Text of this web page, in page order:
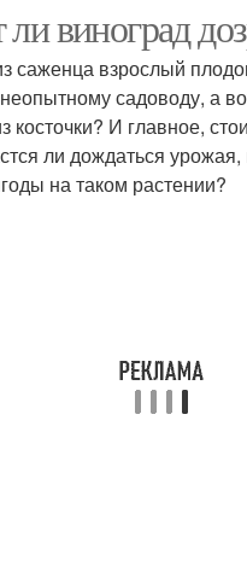
виноград
саженца взрослый
садоводу, а
косточки? И главное,
ли дождаться урожая,
на таком растении?